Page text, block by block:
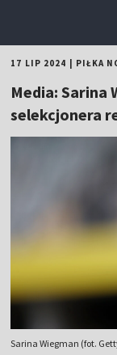
17 LIP 2024 PIŁKA
Media: Sarina
selekcjonera
Sarina Wiegman (fot.